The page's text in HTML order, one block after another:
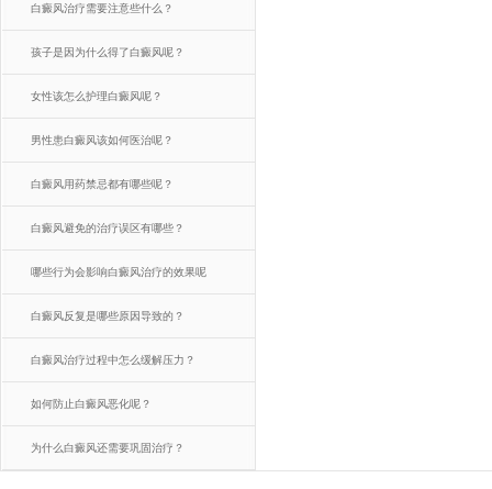
白癜风治疗需要注意些什么？
孩子是因为什么得了白癜风呢？
女性该怎么护理白癜风呢？
男性患白癜风该如何医治呢？
白癜风用药禁忌都有哪些呢？
白癜风避免的治疗误区有哪些？
哪些行为会影响白癜风治疗的效果呢
白癜风反复是哪些原因导致的？
白癜风治疗过程中怎么缓解压力？
如何防止白癜风恶化呢？
为什么白癜风还需要巩固治疗？